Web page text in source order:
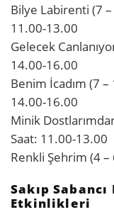
Bilye Labirenti (7 –
11.00-13.00
Gelecek
14.00-16.00
Benim İcadım (7 –
14.00-16.00
Minik
Saat: 11.00-13.00
Renkli Şehrim (4 –
Sakıp
Etkinlikleri